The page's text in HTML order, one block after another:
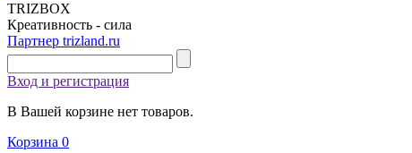
TRIZBOX
Креативность - сила
Партнер trizland.ru
Вход и регистрация
В Вашей корзине нет товаров.
Корзина 0